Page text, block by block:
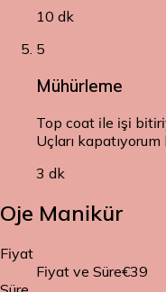
10 dk
5
Mühürleme
Top coat ile işi
Uçları
3 dk
Oje Manikür
Fiyat
Fiyat ve Süre€39